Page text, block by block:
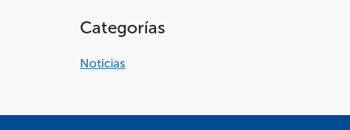
Categorías
Noticias